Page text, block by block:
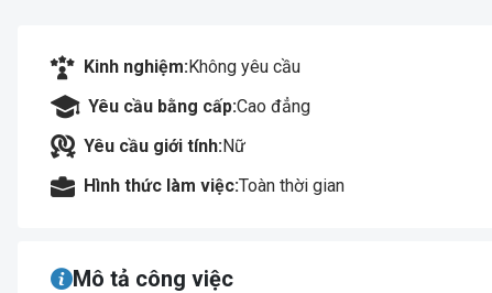
Kinh nghiệm:Không yêu cầu
Yêu cầu bằng cấp:Cao đẳng
Yêu cầu giới tính:Nữ
Hình thức làm việc:Toàn thời gian
Mô tả công việc